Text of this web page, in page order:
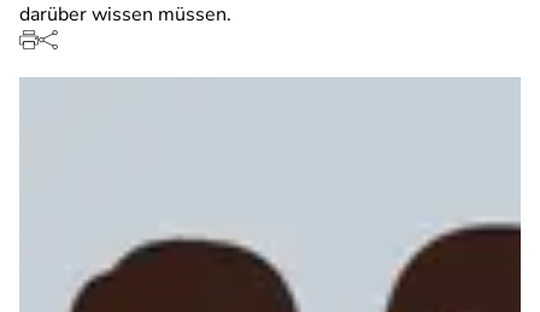
darüber wissen müssen.